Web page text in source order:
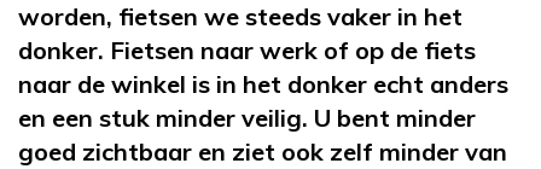
worden, fietsen we steeds vaker in het
donker. Fietsen naar werk of op de fiets
naar de winkel is in het donker echt anders
en een stuk minder veilig. U bent minder
goed zichtbaar en ziet ook zelf minder van